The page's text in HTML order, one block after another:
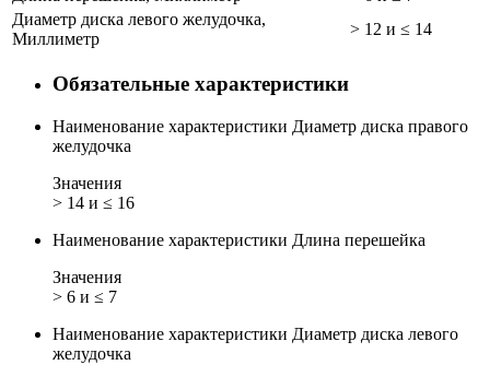
Диаметр диска левого желудочка,
Миллиметр
> 12 и ≤ 14
Обязательные характеристики
Наименование характеристики Диаметр диска правого
желудочка
Значения
> 14 и ≤ 16
Наименование характеристики Длина перешейка
Значения
> 6 и ≤ 7
Наименование характеристики Диаметр диска левого
желудочка